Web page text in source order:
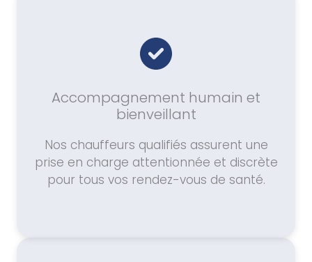
Accompagnement humain et
bienveillant
Nos chauffeurs qualifiés assurent une
prise en charge attentionnée et discrète
pour tous vos rendez-vous de santé.